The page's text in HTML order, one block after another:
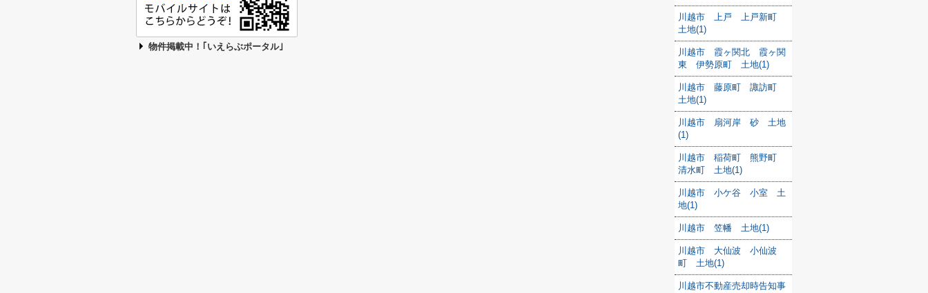
川越市 上戸 上戸新町
土地(1)
川越市 霞ヶ関北 霞ヶ関
東 伊勢原町 土地(1)
川越市 藤原町 諏訪町
土地(1)
川越市 扇河岸 砂 土地
(1)
川越市 稲荷町 熊野町
清水町 土地(1)
川越市 小ケ谷 小室 土
地(1)
川越市 笠幡 土地(1)
川越市 大仙波 小仙波
町 土地(1)
川越市不動産売却時告知事
物件掲載中！｢いえらぶポータル｣